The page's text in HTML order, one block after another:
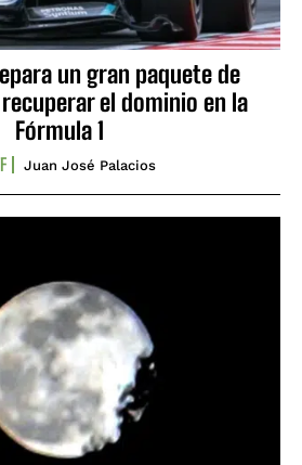
un gran paquete de
el dominio en la
Fórmula 1
Juan José Palacios